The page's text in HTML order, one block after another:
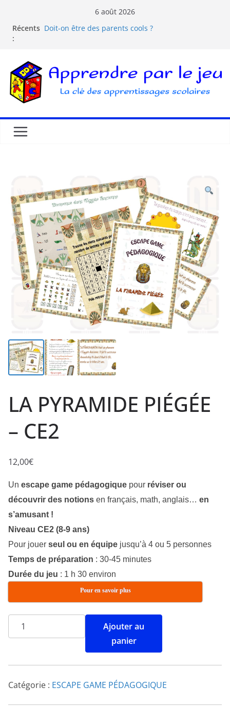
6 août 2026
Récents
:
Doit-on être des parents cools ?
La pédagogie Montessori est-elle ludique ?
Comprendre la courbe de l’oubli
LA PYRAMIDE PIÉGÉE
– CE2
12,00€
Un escape game pédagogique pour réviser ou
découvrir des notions en français, math, anglais… en
s’amusant !
Niveau CE2 (8-9 ans)
Pour jouer seul ou en équipe jusqu’à 4 ou 5 personnes
Temps de préparation : 30-45 minutes
Durée du jeu : 1 h 30 environ
Pour en savoir plus
Ajouter au
panier
Catégorie : ESCAPE GAME PÉDAGOGIQUE